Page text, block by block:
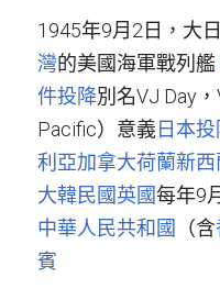
1945年9月2日，大
灣的美國海軍戰列艦
件投降別名VJ Day
Pacific）意義 日本
利亞加拿大荷蘭新西
大韓民國英國每年9
中華人民共和國
（含
賓